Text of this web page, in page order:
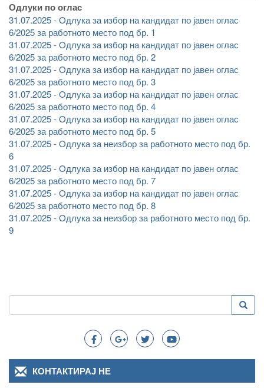
Одлуки по оглас
31.07.2025 - Oдлука за избор на кандидат по јавен оглас
6/2025 за работното место под бр. 1
31.07.2025 - Oдлука за избор на кандидат по јавен оглас
6/2025 за работното место под бр. 2
31.07.2025 - Oдлука за избор на кандидат по јавен оглас
6/2025 за работното место под бр. 3
31.07.2025 - Oдлука за избор на кандидат по јавен оглас
6/2025 за работното место под бр. 4
31.07.2025 - Oдлука за избор на кандидат по јавен оглас
6/2025 за работното место под бр. 5
31.07.2025 - Oдлука за неизбор за работното место под бр.
6
31.07.2025 - Oдлука за избор на кандидат по јавен оглас
6/2025 за работното место под бр. 7
31.07.2025 - Oдлука за избор на кандидат по јавен оглас
6/2025 за работното место под бр. 8
31.07.2025 - Oдлука за неизбор за работното место под бр.
9
Search
Пребарување
КОНТАКТИРАЈ НЕ